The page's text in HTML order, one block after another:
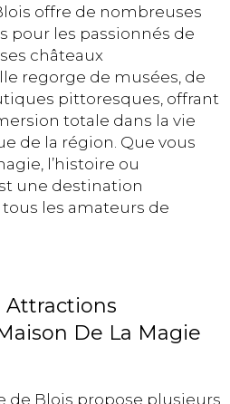
offre de nombreuses
pour les passionnés de
châteaux
regorge de musées, de
pittoresques, offrant
totale dans la vie
de la région. Que vous
l’histoire ou
une destination
les amateurs de
Attractions
De La Magie
de Blois propose plusieurs